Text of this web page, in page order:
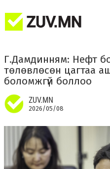
Г.Дамдинням: Нефт
төлөвлөсөн цагтаа
боломжгүй боллоо
ZUV.MN
2026/05/08